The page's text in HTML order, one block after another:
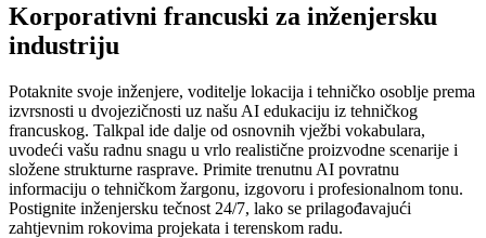
Korporativni francuski za inženjersku
industriju
Potaknite svoje inženjere, voditelje lokacija i tehničko osoblje prema
izvrsnosti u dvojezičnosti uz našu AI edukaciju iz tehničkog
francuskog. Talkpal ide dalje od osnovnih vježbi vokabulara,
uvodeći vašu radnu snagu u vrlo realistične proizvodne scenarije i
složene strukturne rasprave. Primite trenutnu AI povratnu
informaciju o tehničkom žargonu, izgovoru i profesionalnom tonu.
Postignite inženjersku tečnost 24/7, lako se prilagođavajući
zahtjevnim rokovima projekata i terenskom radu.